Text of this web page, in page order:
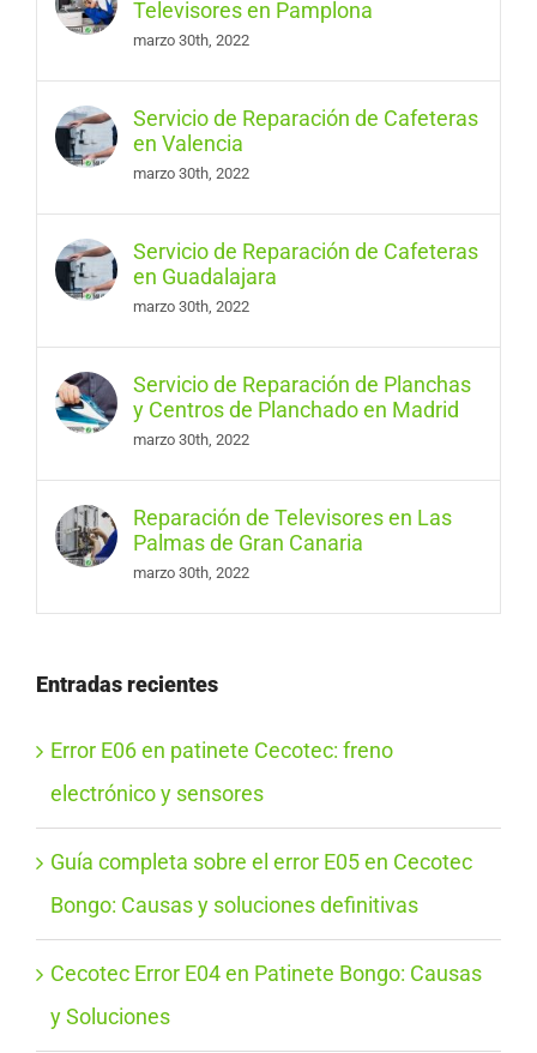
Televisores en Pamplona
marzo 30th, 2022
Servicio de Reparación de Cafeteras
en Valencia
marzo 30th, 2022
Servicio de Reparación de Cafeteras
en Guadalajara
marzo 30th, 2022
Servicio de Reparación de Planchas
y Centros de Planchado en Madrid
marzo 30th, 2022
Reparación de Televisores en Las
Palmas de Gran Canaria
marzo 30th, 2022
Entradas recientes
Error E06 en patinete Cecotec: freno
electrónico y sensores
Guía completa sobre el error E05 en Cecotec
Bongo: Causas y soluciones definitivas
Cecotec Error E04 en Patinete Bongo: Causas
y Soluciones